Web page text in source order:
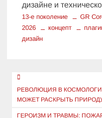
дизайне и
13-е поколение GR
2026
концепт
дизайн
Навигация
по
записям
РЕВОЛЮЦИЯ В
МОЖЕТ РАСКРЫТЬ
ГЕРОИЗМ И ТРАВМЫ: